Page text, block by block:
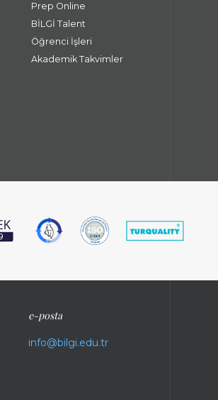
Prep Online
BİLGİ Talent
Öğrenci İşleri
Akademik Takvimler
e-posta
info@bilgi.edu.tr